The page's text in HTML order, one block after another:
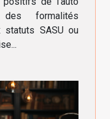
des formalités
statuts SASU ou